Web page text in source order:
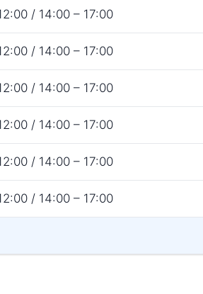
/ 14:00 – 17:00
/ 14:00 – 17:00
/ 14:00 – 17:00
/ 14:00 – 17:00
/ 14:00 – 17:00
/ 14:00 – 17:00